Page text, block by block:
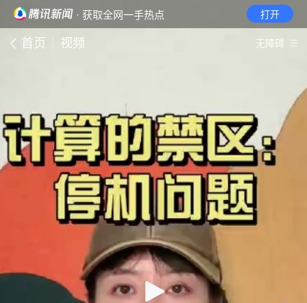
· 获取全网一手热点 打开
首页 视频 无障碍